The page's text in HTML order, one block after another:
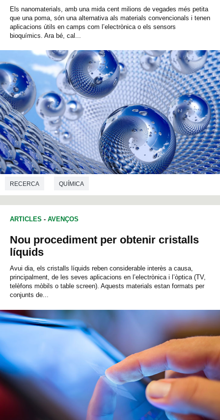
Els nanomaterials, amb una mida cent milions de vegades més petita
que una poma, són una alternativa als materials convencionals i tenen
aplicacions útils en camps com l’electrònica o els sensors
bioquímics. Ara bé, cal...
RECERCA QUÍMICA
ARTICLES - AVENÇOS
Nou procediment per obtenir cristalls
líquids
Avui dia, els cristalls líquids reben considerable interès a causa,
principalment, de les seves aplicacions en l’electrònica i l’òptica (TV,
telèfons mòbils o table screen). Aquests materials estan formats per
conjunts de...